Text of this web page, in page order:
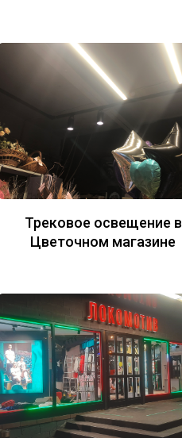
Трековое освещение в
Цветочном магазине